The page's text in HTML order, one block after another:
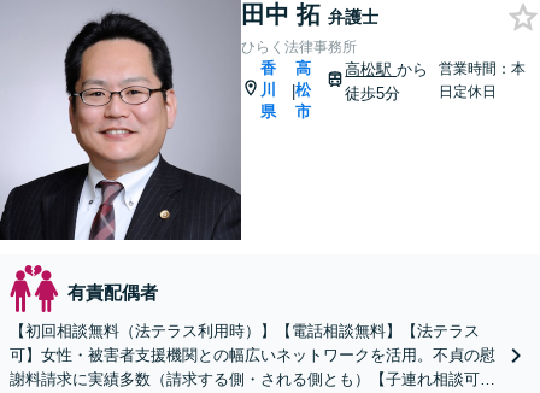
田中 拓 弁護士
ひらく法律事務所
香
川
県
|
高
松
市
高松駅から
徒歩5分
営業時間：本
日定休日
有責配偶者
【初回相談無料（法テラス利用時）】【電話相談無料】【法テラス
可】女性・被害者支援機関との幅広いネットワークを活用。不貞の慰
謝料請求に実績多数（請求する側・される側とも）【子連れ相談可】